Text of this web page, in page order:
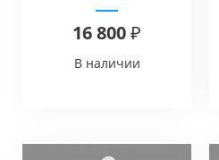
16 800 ₽
В наличии